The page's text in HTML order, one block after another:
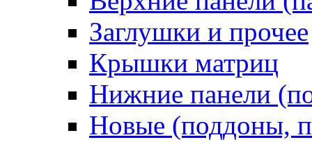
Заглушки и прочее
Крышки матриц
Нижние панели
Новые (поддоны,